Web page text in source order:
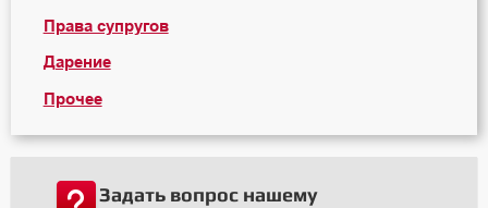
Права супругов
Дарение
Прочее
Задать вопрос нашему